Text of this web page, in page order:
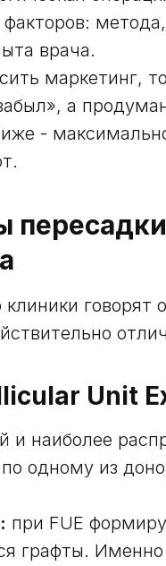
врача.
маркетинг,
а
-
говорят
Unit
и наиболее
одному из
при FUE
графты. Именно